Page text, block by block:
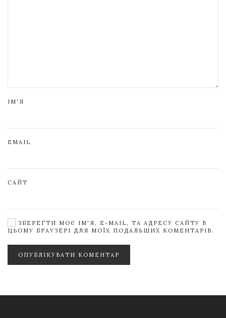
ІМ'Я
EMAIL
САЙТ
ЗБЕРЕГТИ МОЄ ІМ'Я, E-MAIL, ТА АДРЕСУ САЙТУ В
ЦЬОМУ БРАУЗЕРІ ДЛЯ МОЇХ ПОДАЛЬШИХ КОМЕНТАРІВ.
ОПУБЛІКУВАТИ КОМЕНТАР